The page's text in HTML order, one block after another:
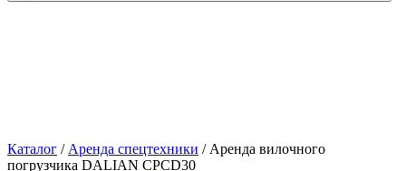
Каталог / Аренда спецтехники / Аренда вилочного
погрузчика DALIAN CPCD30